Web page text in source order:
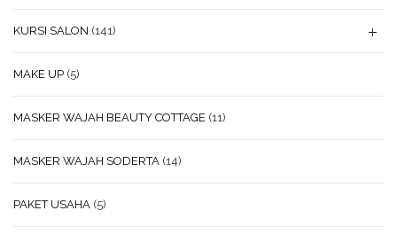
KURSI SALON (141)
MAKE UP (5)
MASKER WAJAH BEAUTY COTTAGE (11)
MASKER WAJAH SODERTA (14)
PAKET USAHA (5)